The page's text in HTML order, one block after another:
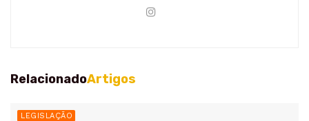
RelacionadoArtigos
LEGISLAÇÃO